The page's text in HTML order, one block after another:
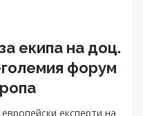
екипа на доц.
форум
експерти на